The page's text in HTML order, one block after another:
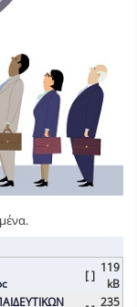
[ ]
119
kB
235